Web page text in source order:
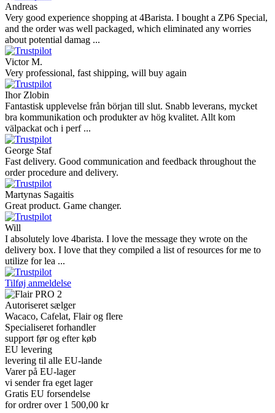
Andreas
Very good experience shopping at 4Barista. I bought a ZP6 Special,
and the order was well packaged, which eliminated any worries
about potential damag ...
Victor M.
Very professional, fast shipping, will buy again
Ihor Zlobin
Fantastisk upplevelse från början till slut. Snabb leverans, mycket
bra kommunikation och produkter av hög kvalitet. Allt kom
välpackat och i perf ...
George Staf
Fast delivery. Good communication and feedback throughout the
order procedure and delivery.
Martynas Sagaitis
Great product. Game changer.
Will
I absolutely love 4barista. I love the message they wrote on the
delivery box. I love that they compiled a list of resources for me to
utilize for lea ...
Tilføj anmeldelse
Autoriseret sælger
Wacaco, Cafelat, Flair og flere
Specialiseret forhandler
support før og efter køb
EU levering
levering til alle EU-lande
Varer på EU-lager
vi sender fra eget lager
Gratis EU forsendelse
for ordrer over 1 500,00 kr